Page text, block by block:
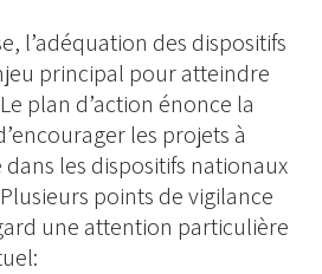
l’adéquation des dispositifs
principal pour atteindre
plan d’action énonce la
les projets à
les dispositifs nationaux
points de vigilance
une attention particulière